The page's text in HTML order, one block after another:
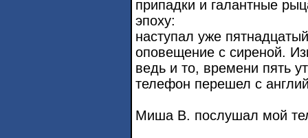
припадки и галантные
эпоху:
наступал уже
оповещение с сиреной.
ведь и то, времени пять
телефон перешел с
Миша В. послушал мой